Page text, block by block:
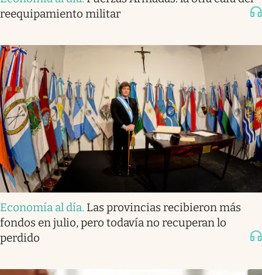
reequipamiento militar
Economía al día. Las provincias recibieron más
fondos en julio, pero todavía no recuperan lo
perdido